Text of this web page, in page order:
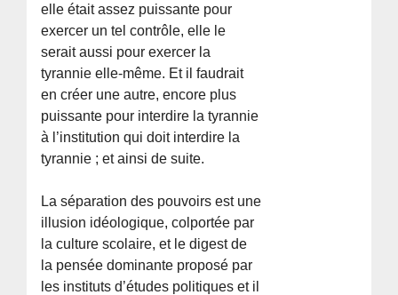
elle était assez puissante pour
exercer un tel contrôle, elle le
serait aussi pour exercer la
tyrannie elle-même. Et il faudrait
en créer une autre, encore plus
puissante pour interdire la tyrannie
à l’institution qui doit interdire la
tyrannie ; et ainsi de suite.
La séparation des pouvoirs est une
illusion idéologique, colportée par
la culture scolaire, et le digest de
la pensée dominante proposé par
les instituts d’études politiques et il